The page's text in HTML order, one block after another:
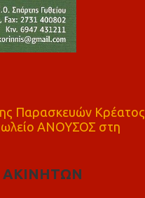
Παρασκευών Κρέατος
ΑΝΟΥΣΟΣ στη
ΑΚΙΝΗΤΩΝ